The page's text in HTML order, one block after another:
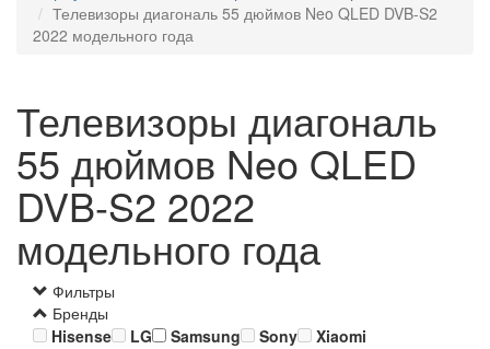
Телевизоры диагональ 55 дюймов Neo QLED DVB-S2
2022 модельного года
Телевизоры диагональ
55 дюймов Neo QLED
DVB-S2 2022
модельного года
Фильтры
Бренды
Hisense
LG Samsung Sony
Xiaomi